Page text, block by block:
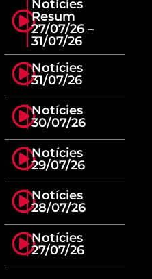
Notícies
Resum
27/07/26 –
31/07/26
Notícies
31/07/26
Notícies
30/07/26
Notícies
29/07/26
Notícies
28/07/26
Notícies
27/07/26